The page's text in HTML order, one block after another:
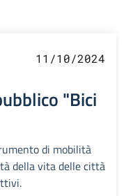
11/10/2024
"Bici
di mobilità
della vita delle città